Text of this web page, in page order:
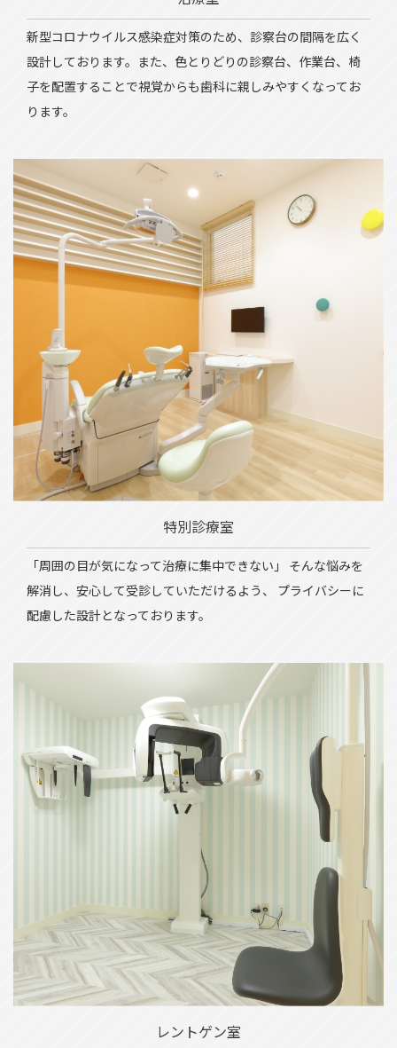
新型コロナウイルス感染症対策のため、診察台の間隔を広く
設計しております。また、色とりどりの診察台、作業台、椅
子を配置することで視覚からも歯科に親しみやすくなってお
ります。
特別診療室
「周囲の目が気になって治療に集中できない」 そんな悩みを
解消し、安心して受診していただけるよう、 プライバシーに
配慮した設計となっております。
レントゲン室